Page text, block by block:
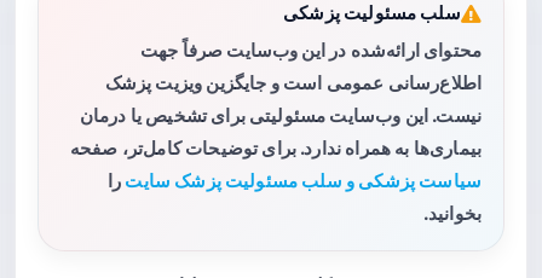
سلب مسئولیت پزشکی
محتوای ارائه‌شده در این وب‌سایت صرفاً جهت
اطلاع‌رسانی عمومی است و جایگزین ویزیت پزشک
نیست. این وب‌سایت مسئولیتی برای تشخیص یا درمان
بیماری‌ها به همراه ندارد. برای توضیحات کامل‌تر، صفحه
سیاست پزشکی و سلب مسئولیت پزشک سایت را
بخوانید.